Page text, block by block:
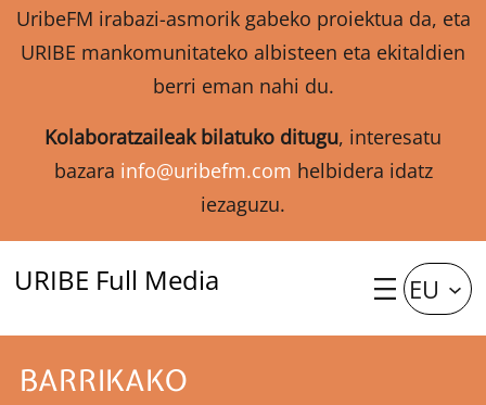
UribeFM irabazi-asmorik gabeko proiektua da, eta
URIBE mankomunitateko albisteen eta ekitaldien
berri eman nahi du.
Kolaboratzaileak bilatuko ditugu, interesatu
bazara info@uribefm.com helbidera idatz
iezaguzu.
URIBE Full Media EU
BARRIKAKO